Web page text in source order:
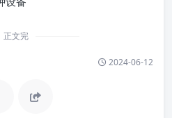
正文完
2024-06-12